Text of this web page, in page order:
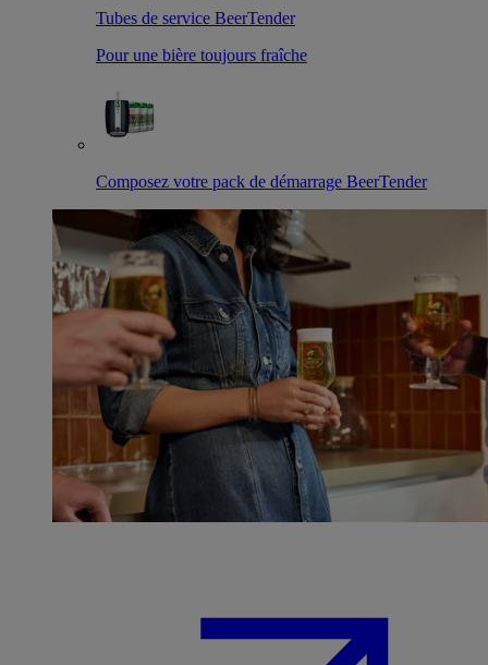
Tubes de service BeerTender
Pour une bière toujours fraîche
Composez votre pack de démarrage BeerTender